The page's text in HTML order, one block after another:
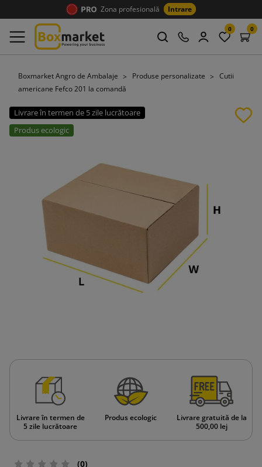
Zona profesională Intrare
0 0
Boxmarket Angro de Ambalaje Produse personalizate
Cutii
americane Fefco 201 la comandă
Livrare în termen de 5 zile lucrătoare
Produs ecologic
Livrare în termen de
5 zile lucrătoare
Produs ecologic
Livrare gratuită de la
500,00 lej
(0)